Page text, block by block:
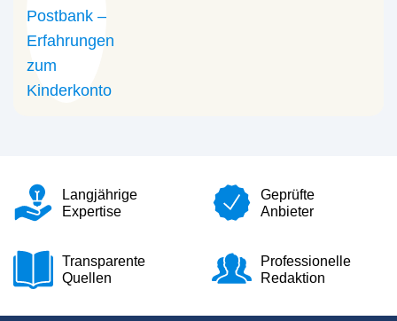
Langjährige
Expertise
Geprüfte
Anbieter
Transparente
Quellen
Professionelle
Redaktion